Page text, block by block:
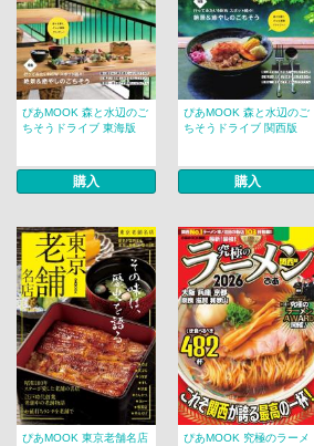
ぴあMOOK 森と水辺のご
ちそうドライブ 東海版
購入
ぴあMOOK 森と水辺のご
ちそうドライブ 関西版
購入
ぴあMOOK 東京老舗名店
ぴあMOOK 究極のラーメ